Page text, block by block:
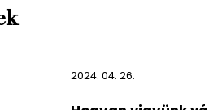
2024. 04. 26.